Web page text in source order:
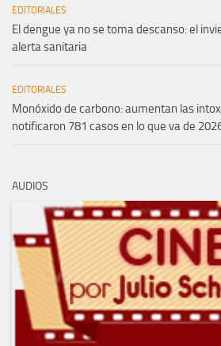
EDITORIALES
El dengue ya no se toma descanso: el
alerta sanitaria
EDITORIALES
Monóxido de carbono: aumentan las
notificaron 781 casos en lo que va de
AUDIOS